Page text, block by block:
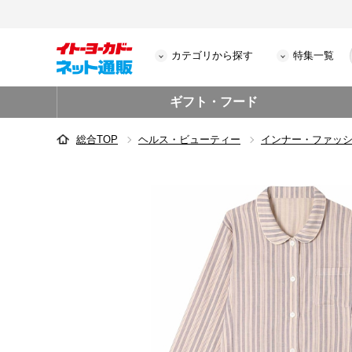
カテゴリから探す 特集一覧
ギフト・フード
総合TOP ヘルス・ビューティー インナー・ファッ